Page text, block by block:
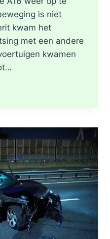
is niet
kwam het
met een andere
kwamen